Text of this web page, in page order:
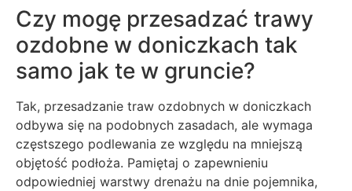
Czy mogę przesadzać trawy
ozdobne w doniczkach tak
samo jak te w gruncie?
Tak, przesadzanie traw ozdobnych w doniczkach
odbywa się na podobnych zasadach, ale wymaga
częstszego podlewania ze względu na mniejszą
objętość podłoża. Pamiętaj o zapewnieniu
odpowiedniej warstwy drenażu na dnie pojemnika,